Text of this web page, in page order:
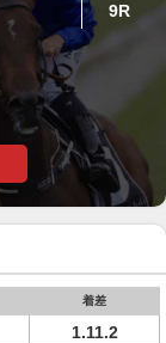
9R
着差
1.11.2